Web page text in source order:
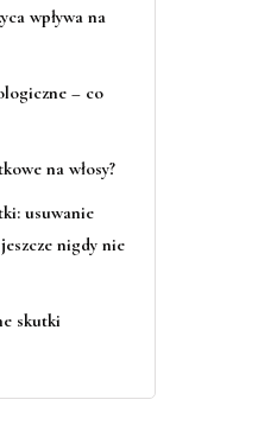
wpływa na
– co
na włosy?
usuwanie
nigdy nie
skutki